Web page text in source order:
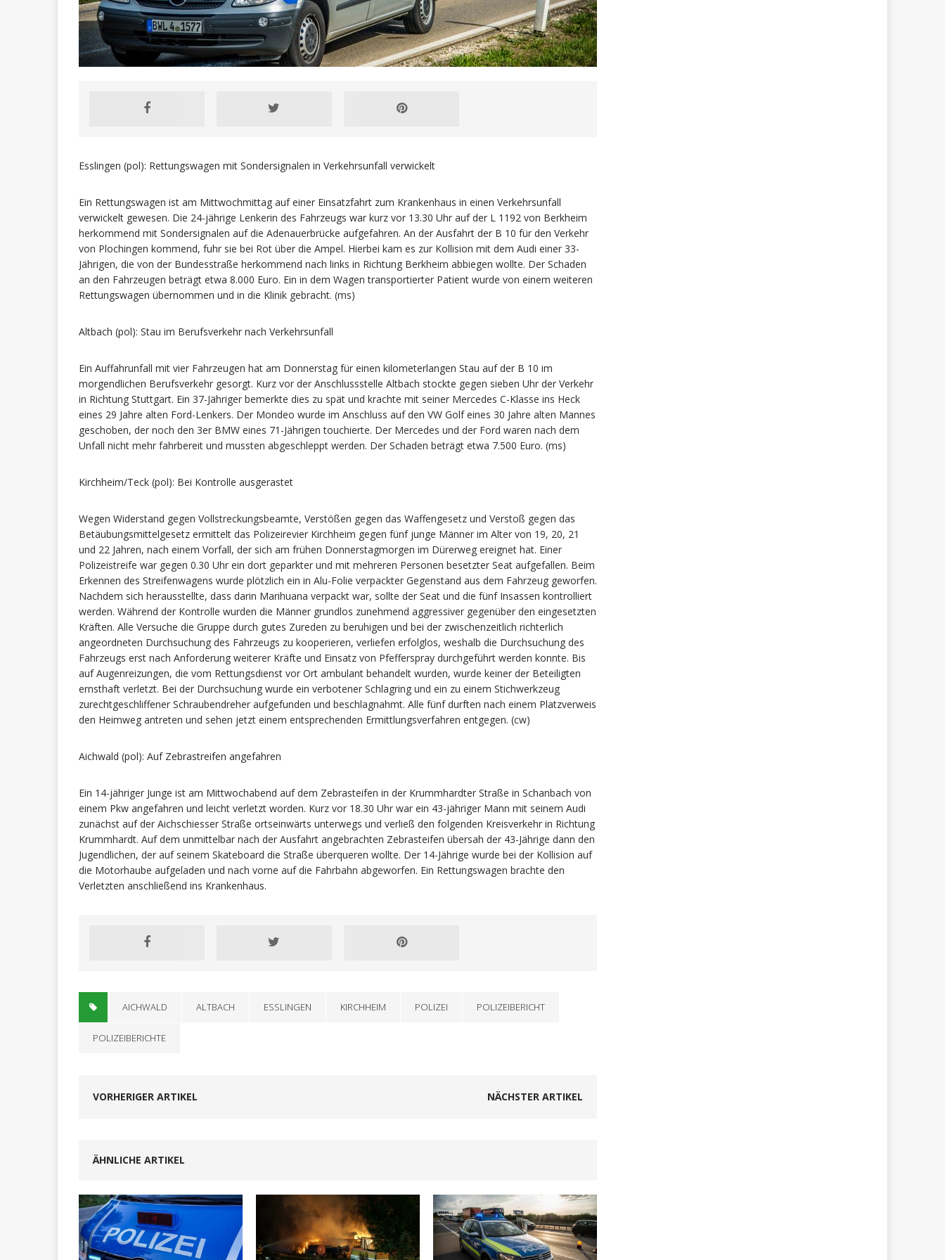
Esslingen (pol): Rettungswagen mit Sondersignalen in Verkehrsunfall verwickelt
Ein Rettungswagen ist am Mittwochmittag auf einer Einsatzfahrt zum Krankenhaus in einen Verkehrsunfall
verwickelt gewesen. Die 24-jährige Lenkerin des Fahrzeugs war kurz vor 13.30 Uhr auf der L 1192 von Berkheim
herkommend mit Sondersignalen auf die Adenauerbrücke aufgefahren. An der Ausfahrt der B 10 für den Verkehr
von Plochingen kommend, fuhr sie bei Rot über die Ampel. Hierbei kam es zur Kollision mit dem Audi einer 33-
Jährigen, die von der Bundesstraße herkommend nach links in Richtung Berkheim abbiegen wollte. Der Schaden
an den Fahrzeugen beträgt etwa 8.000 Euro. Ein in dem Wagen transportierter Patient wurde von einem weiteren
Rettungswagen übernommen und in die Klinik gebracht. (ms)
Altbach (pol): Stau im Berufsverkehr nach Verkehrsunfall
Ein Auffahrunfall mit vier Fahrzeugen hat am Donnerstag für einen kilometerlangen Stau auf der B 10 im
morgendlichen Berufsverkehr gesorgt. Kurz vor der Anschlussstelle Altbach stockte gegen sieben Uhr der Verkehr
in Richtung Stuttgart. Ein 37-Jähriger bemerkte dies zu spät und krachte mit seiner Mercedes C-Klasse ins Heck
eines 29 Jahre alten Ford-Lenkers. Der Mondeo wurde im Anschluss auf den VW Golf eines 30 Jahre alten Mannes
geschoben, der noch den 3er BMW eines 71-Jährigen touchierte. Der Mercedes und der Ford waren nach dem
Unfall nicht mehr fahrbereit und mussten abgeschleppt werden. Der Schaden beträgt etwa 7.500 Euro. (ms)
Kirchheim/Teck (pol): Bei Kontrolle ausgerastet
Wegen Widerstand gegen Vollstreckungsbeamte, Verstößen gegen das Waffengesetz und Verstoß gegen das
Betäubungsmittelgesetz ermittelt das Polizeirevier Kirchheim gegen fünf junge Männer im Alter von 19, 20, 21
und 22 Jahren, nach einem Vorfall, der sich am frühen Donnerstagmorgen im Dürerweg ereignet hat. Einer
Polizeistreife war gegen 0.30 Uhr ein dort geparkter und mit mehreren Personen besetzter Seat aufgefallen. Beim
Erkennen des Streifenwagens wurde plötzlich ein in Alu-Folie verpackter Gegenstand aus dem Fahrzeug geworfen.
Nachdem sich herausstellte, dass darin Marihuana verpackt war, sollte der Seat und die fünf Insassen kontrolliert
werden. Während der Kontrolle wurden die Männer grundlos zunehmend aggressiver gegenüber den eingesetzten
Kräften. Alle Versuche die Gruppe durch gutes Zureden zu beruhigen und bei der zwischenzeitlich richterlich
angeordneten Durchsuchung des Fahrzeugs zu kooperieren, verliefen erfolglos, weshalb die Durchsuchung des
Fahrzeugs erst nach Anforderung weiterer Kräfte und Einsatz von Pfefferspray durchgeführt werden konnte. Bis
auf Augenreizungen, die vom Rettungsdienst vor Ort ambulant behandelt wurden, wurde keiner der Beteiligten
ernsthaft verletzt. Bei der Durchsuchung wurde ein verbotener Schlagring und ein zu einem Stichwerkzeug
zurechtgeschliffener Schraubendreher aufgefunden und beschlagnahmt. Alle fünf durften nach einem Platzverweis
den Heimweg antreten und sehen jetzt einem entsprechenden Ermittlungsverfahren entgegen. (cw)
Aichwald (pol): Auf Zebrastreifen angefahren
Ein 14-jähriger Junge ist am Mittwochabend auf dem Zebrasteifen in der Krummhardter Straße in Schanbach von
einem Pkw angefahren und leicht verletzt worden. Kurz vor 18.30 Uhr war ein 43-jähriger Mann mit seinem Audi
zunächst auf der Aichschiesser Straße ortseinwärts unterwegs und verließ den folgenden Kreisverkehr in Richtung
Krummhardt. Auf dem unmittelbar nach der Ausfahrt angebrachten Zebrasteifen übersah der 43-Jährige dann den
Jugendlichen, der auf seinem Skateboard die Straße überqueren wollte. Der 14-Jährige wurde bei der Kollision auf
die Motorhaube aufgeladen und nach vorne auf die Fahrbahn abgeworfen. Ein Rettungswagen brachte den
Verletzten anschließend ins Krankenhaus.
AICHWALD ALTBACH ESSLINGEN KIRCHHEIM POLIZEI POLIZEIBERICHT
POLIZEIBERICHTE
VORHERIGER ARTIKEL NÄCHSTER ARTIKEL
ÄHNLICHE ARTIKEL